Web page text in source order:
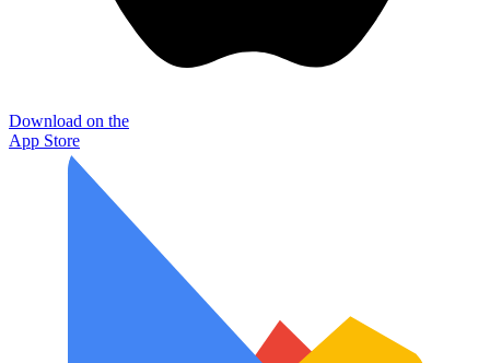
Download on the
App Store